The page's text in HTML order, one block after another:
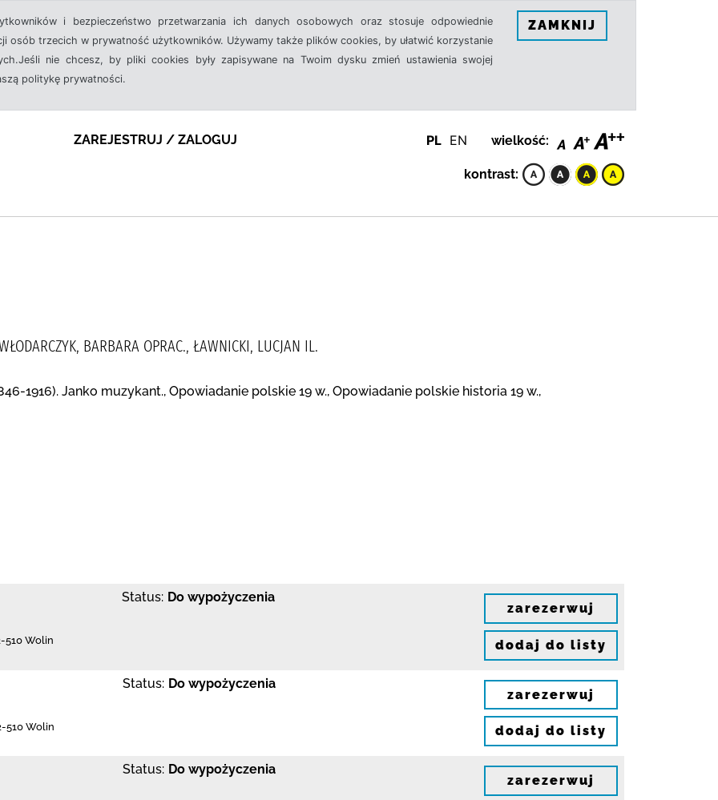
i bezpieczeństwo przetwarzania ich danych osobowych oraz stosuje odpowiednie
osób trzecich w prywatność użytkowników. Używamy także plików cookies, by ułatwić korzystanie
nie chcesz, by pliki cookies były zapisywane na Twoim dysku zmień ustawienia swojej
politykę prywatności.
ZAMKNIJ
ZAREJESTRUJ / ZALOGUJ PL EN wielkość:
kontrast:
BARBARA OPRAC., ŁAWNICKI, LUCJAN IL.
1916). Janko muzykant., Opowiadanie polskie 19 w., Opowiadanie polskie historia 19 w.,
Status: Do wypożyczenia
510 Wolin
zarezerwuj
dodaj do listy
Status: Do wypożyczenia
510 Wolin
zarezerwuj
dodaj do listy
Status: Do wypożyczenia
zarezerwuj